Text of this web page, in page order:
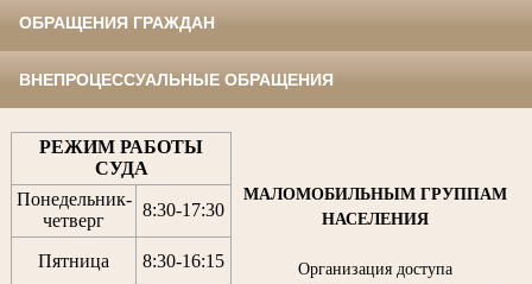
ОБРАЩЕНИЯ ГРАЖДАН
ВНЕПРОЦЕССУАЛЬНЫЕ ОБРАЩЕНИЯ
РЕЖИМ РАБОТЫ
СУДА
Понедельник-
четверг
8:30-17:30
Пятница 8:30-16:15
МАЛОМОБИЛЬНЫМ ГРУППАМ
НАСЕЛЕНИЯ
Организация доступа